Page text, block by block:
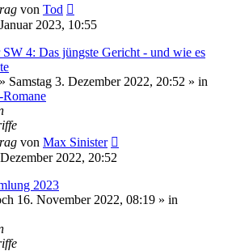
von Tod
2023, 10:55
4: Das jüngste Gericht - und wie es
Samstag 3. Dezember 2022, 20:52 » in
von Max Sinister
2022, 20:52
2023
16. November 2022, 08:19 » in